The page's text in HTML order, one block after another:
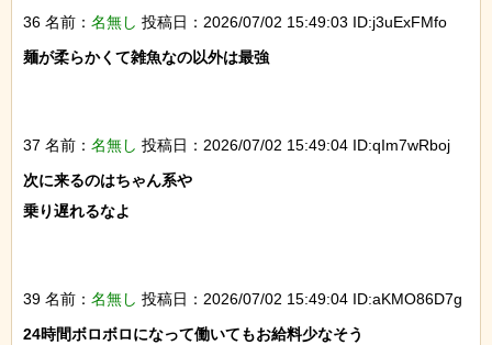
36 名前： 名無し 投稿日：2026/07/02 15:49:03 ID:j3uExFMfo
麺が柔らかくて雑魚なの以外は最強
37 名前： 名無し 投稿日：2026/07/02 15:49:04 ID:qIm7wRboj
次に来るのはちゃん系や
乗り遅れるなよ
39 名前： 名無し 投稿日：2026/07/02 15:49:04 ID:aKMO86D7g
24時間ボロボロになって働いてもお給料少なそう